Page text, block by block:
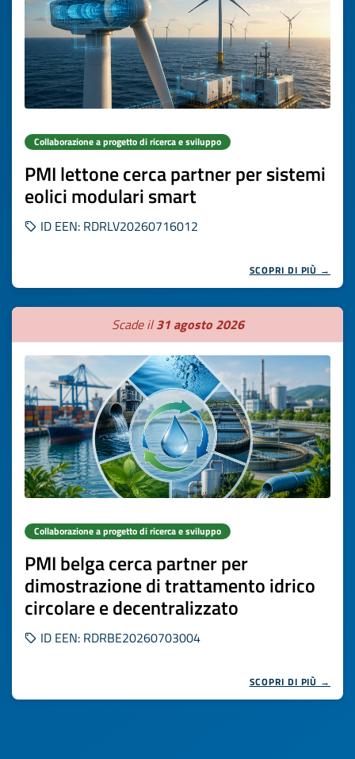
Collaborazione a progetto di ricerca e sviluppo
PMI lettone cerca partner per sistemi
eolici modulari smart
ID EEN: RDRLV20260716012
SCOPRI DI PIÙ →
Scade il31 agosto 2026
Collaborazione a progetto di ricerca e sviluppo
PMI belga cerca partner per
dimostrazione di trattamento idrico
circolare e decentralizzato
ID EEN: RDRBE20260703004
SCOPRI DI PIÙ →